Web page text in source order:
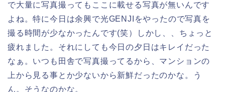
で大量に写真撮ってもここに載せる写真が無いんです
よね。特に今日は余興で光GENJIをやったので写真を
撮る時間が少なかったんです(笑）しかし、、ちょっと
疲れました。それにしても今日の夕日はキレイだった
なぁ。いつも田舎で写真撮ってるから、マンションの
上から見る事とか少ないから新鮮だったのかな。う
ん。そうなのかな。